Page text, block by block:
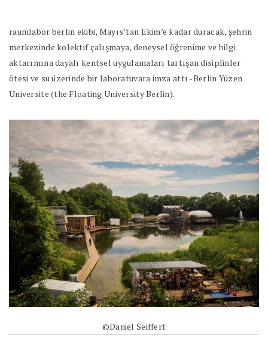
raumlabor berlin ekibi, Mayıs’tan Ekim’e kadar duracak, şehrin
merkezinde kolektif çalışmaya, deneysel öğrenime ve bilgi
aktarımına dayalı kentsel uygulamaları tartışan disiplinler
ötesi ve su üzerinde bir laboratuvara imza attı -Berlin Yüzen
Üniversite (the Floating University Berlin).
©Daniel Seiffert